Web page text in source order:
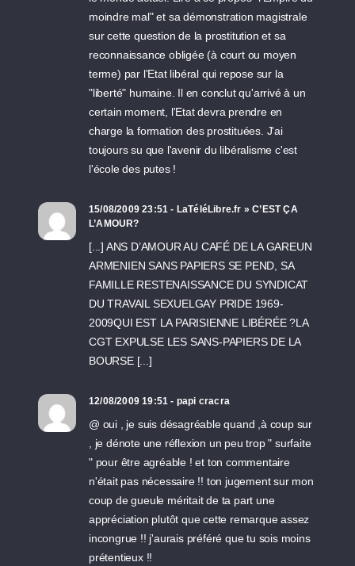
moindre mal" et sa démonstration magistrale
sur cette question de la prostitution et sa
reconnaissance obligée (à court ou moyen
terme) par l'Etat libéral qui repose sur la
"liberté" humaine. Il en conclut qu'arrivé à un
certain moment, l'Etat devra prendre en
charge la formation des prostituées. J'ai
toujours su que l'avenir du libéralisme c'est
l'école des putes !
15/08/2009 23:51 - LaTéléLibre.fr » C’EST ÇA
L’AMOUR?
[...] ANS D’AMOUR AU CAFÉ DE LA GAREUN
ARMENIEN SANS PAPIERS SE PEND, SA
FAMILLE RESTENAISSANCE DU SYNDICAT
DU TRAVAIL SEXUELGAY PRIDE 1969-
2009QUI EST LA PARISIENNE LIBÉRÉE ?LA
CGT EXPULSE LES SANS-PAPIERS DE LA
BOURSE [...]
12/08/2009 19:51 - papi cracra
@ oui , je suis désagréable quand ,à coup sur
, je dénote une réflexion un peu trop " surfaite
" pour être agréable ! et ton commentaire
n'était pas nécessaire !! ton jugement sur mon
coup de gueule méritait de ta part une
appréciation plutôt que cette remarque assez
incongrue !! j'aurais préféré que tu sois moins
prétentieux !!